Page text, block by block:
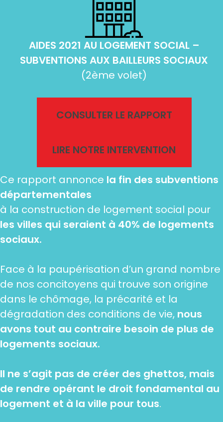
AIDES 2021 AU LOGEMENT SOCIAL –
SUBVENTIONS AUX BAILLEURS SOCIAUX
(2ème volet)
CONSULTER LE RAPPORT
LIRE NOTRE INTERVENTION
Ce rapport annonce la fin des subventions
départementales
à la construction de logement social pour
les villes qui seraient à 40% de logements
sociaux.
Face à la paupérisation d’un grand nombre
de nos concitoyens qui trouve son origine
dans le chômage, la précarité et la
dégradation des conditions de vie, nous
avons tout au contraire besoin de plus de
logements sociaux.
II ne s’agit pas de créer des ghettos, mais
de rendre opérant le droit fondamental au
logement et à la ville pour tous.